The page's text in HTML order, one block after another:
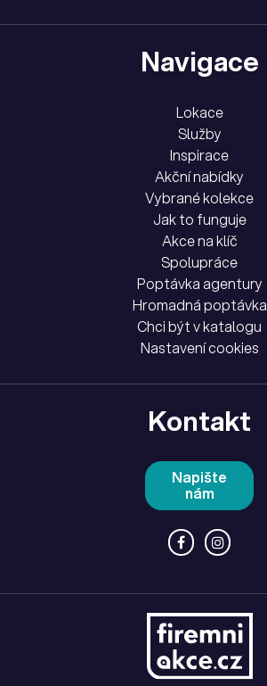
Navigace
Lokace
Služby
Inspirace
Akční nabídky
Vybrané kolekce
Jak to funguje
Akce na klíč
Spolupráce
Poptávka agentury
Hromadná poptávka
Chci být v katalogu
Nastavení cookies
Kontakt
Napište
nám